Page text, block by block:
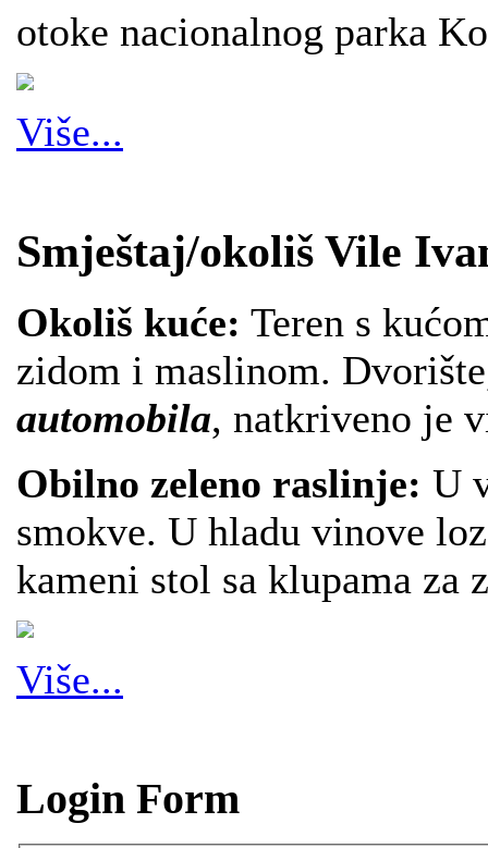
otoke nacionalnog parka
Više...
Smještaj/okoliš Vile
Okoliš kuće: Teren s
zidom i maslinom.
automobila, natkriveno je
Obilno zeleno raslinje: U
smokve. U hladu vinove
kameni stol sa klupama za
Više...
Login Form